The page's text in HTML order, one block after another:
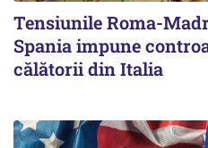
Tensiunile Roma-
Spania impune
călătorii din Italia